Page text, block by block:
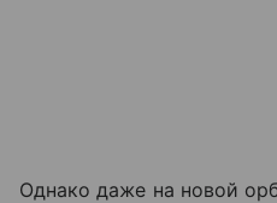
Однако даже на новой